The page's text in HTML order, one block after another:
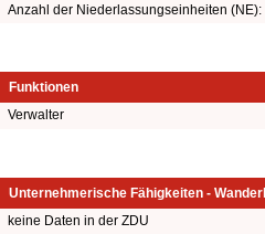
Anzahl der Niederlassungseinheiten (NE):
Funktionen
Verwalter
Unternehmerische Fähigkeiten -
keine Daten in der ZDU